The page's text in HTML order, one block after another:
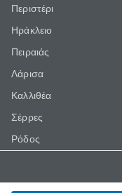
Περιστέρι
Ηράκλειο
Πειραιάς
Λάρισα
Καλλιθέα
Σέρρες
Ρόδος